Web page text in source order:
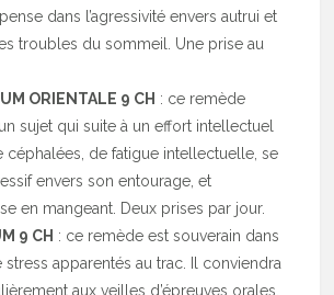
dans l’agressivité envers autrui et
troubles du sommeil. Une prise au
ORIENTALE 9 CH : ce remède
sujet qui suite à un effort intellectuel
céphalées, de fatigue intellectuelle, se
envers son entourage, et
en mangeant. Deux prises par jour.
9 CH : ce remède est souverain dans
stress apparentés au trac. Il conviendra
aux veilles d’épreuves orales.